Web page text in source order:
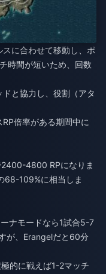
に合わせて移動し、ポ
時間が短いため、回数
と協力し、役割（アタ
倍率がある期間中に
4800 RPになりま
68-109%に相当しま
ナモードなら1試合5-7
が、Erangelだと60分
的に戦えば1-2マッチ